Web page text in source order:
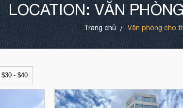
LOCATION: VĂN
Trang chủ Văn phòng cho
$30 - $40